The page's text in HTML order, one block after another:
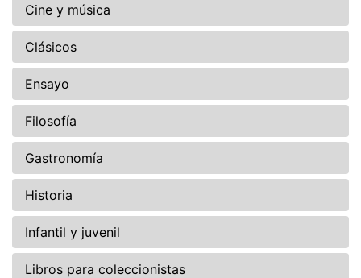
Cine y música
Clásicos
Ensayo
Filosofía
Gastronomía
Historia
Infantil y juvenil
Libros para coleccionistas